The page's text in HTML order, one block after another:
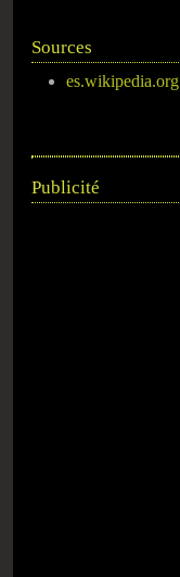
Sources
es.wikipedia.org
Publicité